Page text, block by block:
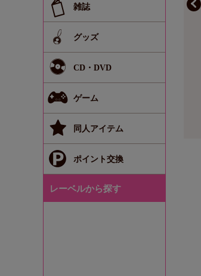
雑誌
グッズ
CD・DVD
ゲーム
同人アイテム
ポイント交換
レーベルから探す